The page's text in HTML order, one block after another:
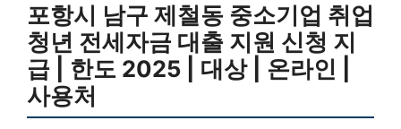
포항시 남구 제철동 중소기업 취업
청년 전세자금 대출 지원 신청 지
급 | 한도 2025 | 대상 | 온라인 |
사용처